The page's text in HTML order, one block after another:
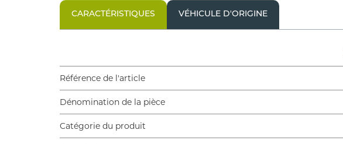
CARACTÉRISTIQUES VÉHICULE D'ORIGINE
Référence de l'article
Dénomination de la pièce
Catégorie du produit